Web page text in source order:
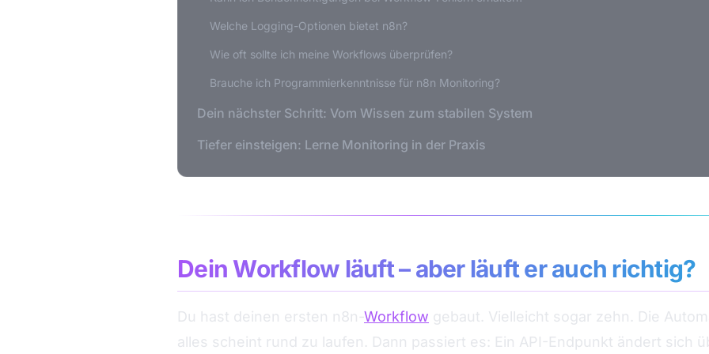
Welche Logging-Optionen bietet n8n?
Wie oft sollte ich meine Workflows überprüfen?
Brauche ich Programmierkenntnisse für n8n Monitoring?
Dein nächster Schritt: Vom Wissen zum stabilen System
Tiefer einsteigen: Lerne Monitoring in der Praxis
Dein Workflow läuft – aber läuft er auch richtig?
Du hast deinen ersten n8n-Workflow gebaut. Vielleicht sogar zehn. Die
alles scheint rund zu laufen. Dann passiert es: Ein API-Endpunkt ändert sich